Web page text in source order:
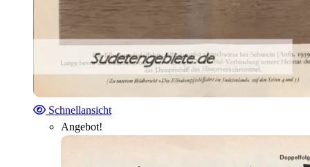
Schnellansicht
Angebot!